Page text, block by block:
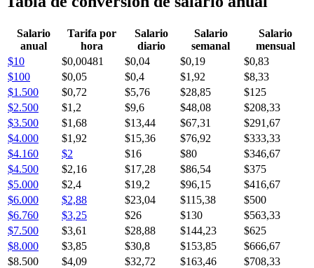
Salario
anual
Tarifa por
hora
Salario
diario
Salario
semanal
Salario
mensual
$10
$0,00481 $0,04 $0,19
$0,83
$100
$0,05 $0,4 $1,92
$8,33
$1.500
$0,72 $5,76 $28,85
$125
$2.500
$1,2 $9,6 $48,08
$208,33
$3.500
$1,68 $13,44 $67,31
$291,67
$4.000
$1,92 $15,36 $76,92
$333,33
$4.160
$2 $16 $80
$346,67
$4.500
$2,16 $17,28 $86,54
$375
$5.000
$2,4 $19,2 $96,15
$416,67
$6.000
$2,88 $23,04 $115,38
$500
$6.760
$3,25 $26 $130
$563,33
$7.500
$3,61 $28,88 $144,23
$625
$8.000
$3,85 $30,8 $153,85
$666,67
$8.500
$4,09 $32,72 $163,46
$708,33